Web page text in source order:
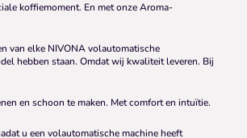
koffiemoment. En met onze Aroma-
van elke NIVONA volautomatische
hebben staan. Omdat wij kwaliteit leveren. Bij
en schoon te maken. Met comfort en intuïtie.
u een volautomatische machine heeft